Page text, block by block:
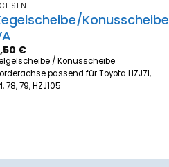
Konusscheibe
€
/ Konusscheibe
passend für Toyota HZJ71,
78, 79, HZJ105